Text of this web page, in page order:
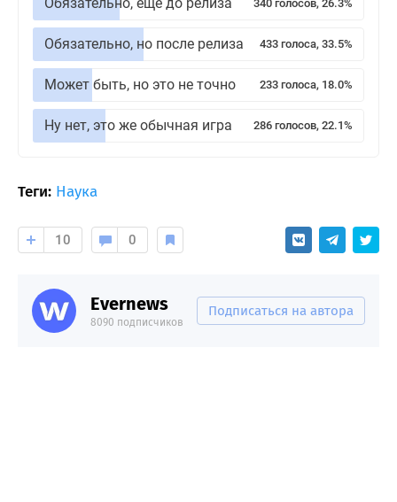
340 голосов, 26.3%
Обязательно, но после релиза 433 голоса, 33.5%
Может быть, но это не точно 233 голоса, 18.0%
Ну нет, это же обычная игра 286 голосов, 22.1%
Теги: Наука
10 0
Evernews
8090 подписчиков
Подписаться на автора